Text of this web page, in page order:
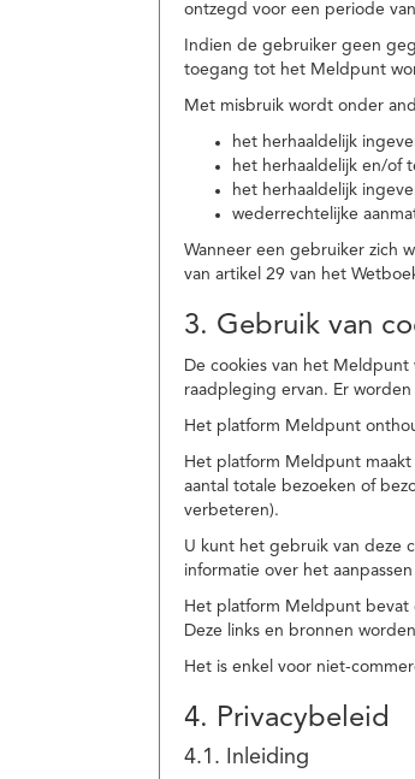
ontzegd voor een periode
Indien de gebruiker geen
toegang tot het Meldpunt
Met misbruik wordt onder
het herhaaldelijk
het herhaaldelijk en/of
het herhaaldelijk
wederrechtelijke
Wanneer een gebruiker zich
van artikel 29 van het
3. Gebruik van
De cookies van het
raadpleging ervan. Er
Het platform Meldpunt
Het platform Meldpunt
aantal totale bezoeken of
verbeteren).
U kunt het gebruik van deze
informatie over het
Het platform Meldpunt bevat
Deze links en bronnen
Het is enkel voor niet-
4. Privacybeleid
4.1. Inleiding